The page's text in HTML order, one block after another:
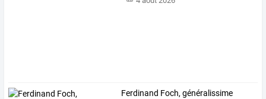
Ferdinand Foch, généralissime